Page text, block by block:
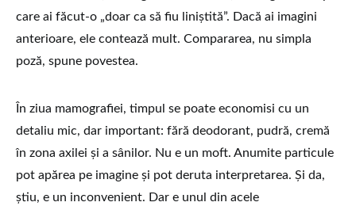
care ai făcut-o „doar ca să fiu liniștită”. Dacă ai imagini
anterioare, ele contează mult. Compararea, nu simpla
poză, spune povestea.
În ziua mamografiei, timpul se poate economisi cu un
detaliu mic, dar important: fără deodorant, pudră, cremă
în zona axilei și a sânilor. Nu e un moft. Anumite particule
pot apărea pe imagine și pot deruta interpretarea. Și da,
știu, e un inconvenient. Dar e unul din acele